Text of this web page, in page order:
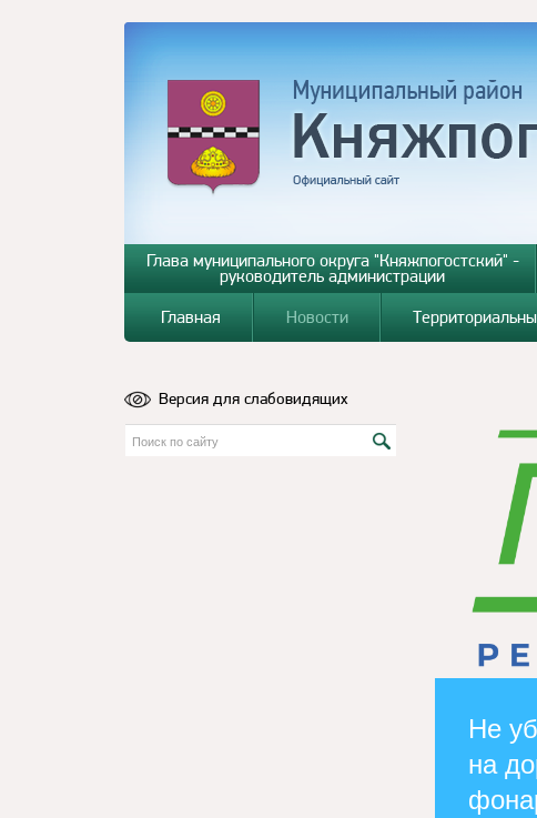
Глава муниципального округа "Княжпогостский" -
руководитель администрации
Главная Новости
Версия для слабовидящих
Не
на